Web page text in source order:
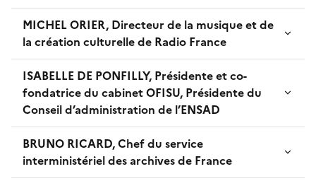
MICHEL ORIER, Directeur de la musique et de
la création culturelle de Radio France
ISABELLE DE PONFILLY, Présidente et co-
fondatrice du cabinet OFISU, Présidente du
Conseil d’administration de l’ENSAD
BRUNO RICARD, Chef du service
interministériel des archives de France